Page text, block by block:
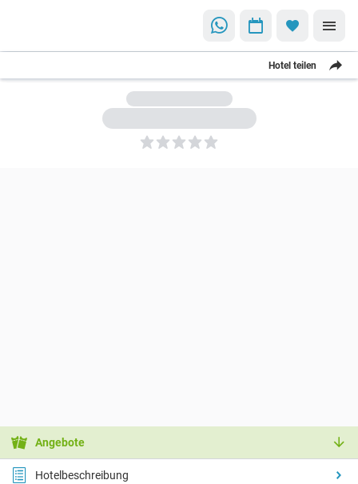
Hotel teilen
5
Angebote
Hotelbeschreibung